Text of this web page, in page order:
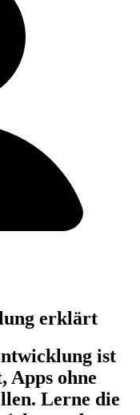
erklärt
ist
Apps ohne
Lerne die